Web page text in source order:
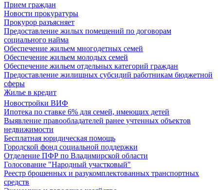
Прием граждан
Новости прокуратуры
Прокурор разъясняет
Предоставление жилых помещений по договорам
социального найма
Обеспечение жильем многодетных семей
Обеспечение жильем молодых семей
Обеспечение жильем отдельных категорий граждан
Предоставление жилищных субсидий работникам бюджетной
сферы
Жилье в кредит
Новостройки ВИФ
Ипотека по ставке 6% для семей, имеющих детей
Выявление правообладателей ранее учтенных объектов
недвижимости
Бесплатная юридическая помощь
Городской фонд социальной поддержки
Отделение ПФР по Владимирской области
Голосование "Народный участковый"
Реестр брошенных и разукомплектованных транспортных
средств